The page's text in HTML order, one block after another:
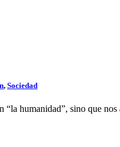
, Sociedad
humanidad”, sino que